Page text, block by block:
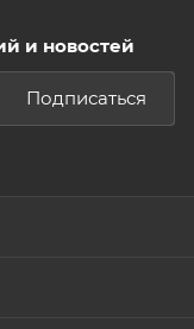
и новостей
Подписаться